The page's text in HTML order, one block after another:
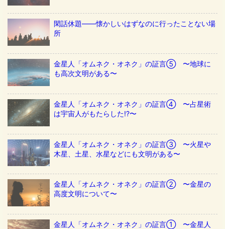
閑話休題——懐かしいはずなのに行ったことない場
所
金星人「オムネク・オネク」の証言⑤ 〜地球に
も高次文明がある〜
金星人「オムネク・オネク」の証言④ 〜占星術
は宇宙人がもたらした!?〜
金星人「オムネク・オネク」の証言③ 〜火星や
木星、土星、水星などにも文明がある〜
金星人「オムネク・オネク」の証言② 〜金星の
高度文明について〜
金星人「オムネク・オネク」の証言① 〜金星人